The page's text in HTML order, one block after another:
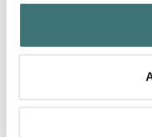
Samla in
kan ha en
Identifiera din
Ta reda på mer om hur
Du kan ändra eller dra
Låt dig